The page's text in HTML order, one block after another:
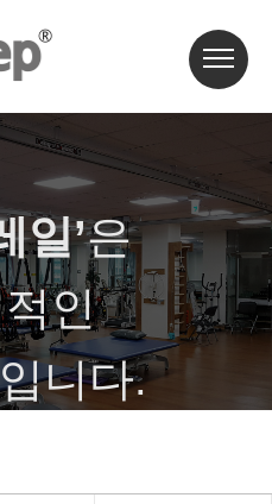
일’은
인
니다.